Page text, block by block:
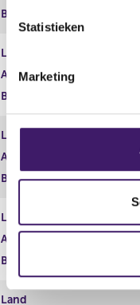
e
g
s
e
l
c
t
i
Statistieken
Marketing
Begindatum
Land
Activiteit
Begindatum
Land
Activiteit
Begindatum
Land
Activiteit
Begindatum
Land